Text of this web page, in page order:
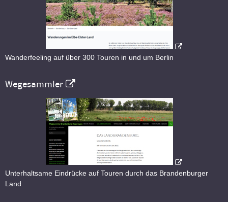
Wanderfeeling auf über 300 Touren in und um Berlin
Wegesammler
Unterhaltsame Eindrücke auf Touren durch das Brandenburger
Land